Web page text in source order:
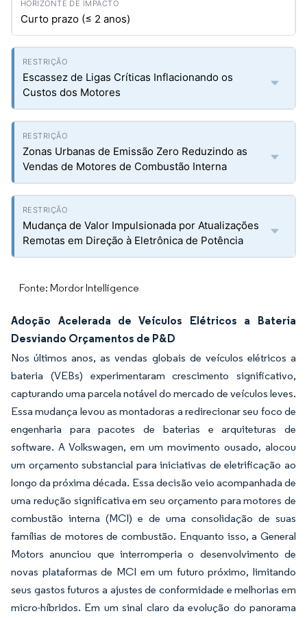
Curto prazo (≤ 2 anos)
Escassez de Ligas Críticas Inflacionando os
Custos dos Motores
Zonas Urbanas de Emissão Zero Reduzindo as
Vendas de Motores de Combustão Interna
Mudança de Valor Impulsionada por Atualizações
Remotas em Direção à Eletrônica de Potência
Fonte: Mordor Intelligence
Adoção Acelerada de Veículos Elétricos a Bateria
Desviando Orçamentos de P&D
Nos últimos anos, as vendas globais de veículos elétricos a
bateria (VEBs) experimentaram crescimento significativo,
capturando uma parcela notável do mercado de veículos leves.
Essa mudança levou as montadoras a redirecionar seu foco de
engenharia para pacotes de baterias e arquiteturas de
software. A Volkswagen, em um movimento ousado, alocou
um orçamento substancial para iniciativas de eletrificação ao
longo da próxima década. Essa decisão veio acompanhada de
uma redução significativa em seu orçamento para motores de
combustão interna (MCI) e de uma consolidação de suas
famílias de motores de combustão. Enquanto isso, a General
Motors anunciou que interromperia o desenvolvimento de
novas plataformas de MCI em um futuro próximo, limitando
seus gastos futuros a ajustes de conformidade e melhorias em
micro-híbridos. Em um sinal claro da evolução do panorama